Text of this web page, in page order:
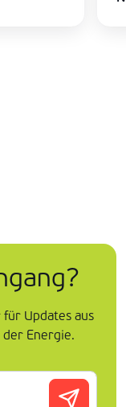
Updates aus
Energie.